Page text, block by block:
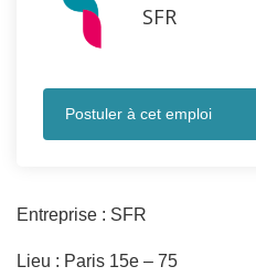
SFR
Postuler à cet emploi
Entreprise : SFR
Lieu : Paris 15e – 75